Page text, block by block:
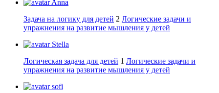
Anna
Задача на логику для детей 2 Логические задачи и
упражнения на развитие мышления у детей
Stella
Логическая задача для детей 1 Логические задачи и
упражнения на развитие мышления у детей
sofi